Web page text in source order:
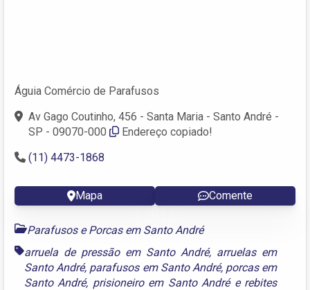
Águia Comércio de Parafusos
Av Gago Coutinho, 456 - Santa Maria - Santo André -
SP - 09070-000
Endereço copiado!
(11) 4473-1868
Mapa Comente
Parafusos e Porcas em Santo André
arruela de pressão em Santo André, arruelas em
Santo André, parafusos em Santo André, porcas em
Santo André, prisioneiro em Santo Andrée rebites